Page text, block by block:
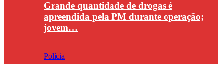
Grande quantidade de drogas é
apreendida pela PM durante operação;
jovem…
Polícia